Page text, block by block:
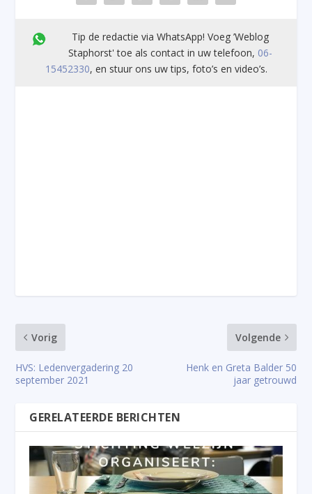
Tip de redactie via WhatsApp! Voeg ’Weblog
Staphorst' toe als contact in uw telefoon, 06-
15452330, en stuur ons uw tips, foto’s en video’s.
Vorig
HVS: Ledenvergadering 20
september 2021
Volgende
Henk en Greta Balder 50
jaar getrouwd
GERELATEERDE BERICHTEN